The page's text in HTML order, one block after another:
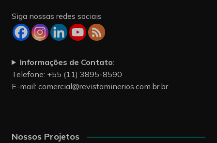
Siga nossas redes sociais
Informações de Contato:
Telefone: +55 (11) 3895-8590
E-mail: comercial@revistaminerios.com.br.br
Nossos Projetos